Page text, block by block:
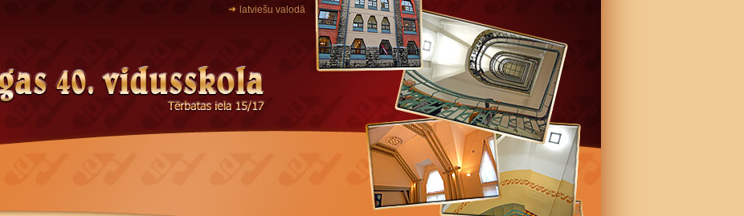
latviešu valodā